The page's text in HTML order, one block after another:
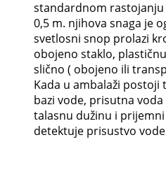
standardnom
0,5 m. njihova snaga je
svetlosni snop prolazi
obojeno staklo,
slično ( obojeno ili
Kada u ambalaži postoji
bazi vode, prisutna
talasnu dužinu i
detektuje prisustvo